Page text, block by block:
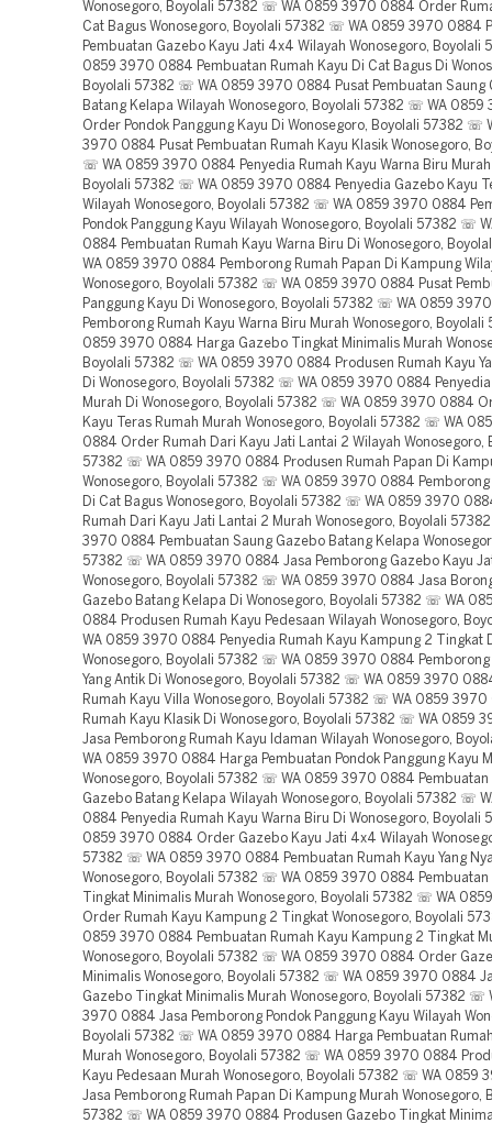
Wonosegoro, Boyolali 57382 ☏ WA 0859 3970 0884 Order
Cat Bagus Wonosegoro, Boyolali 57382 ☏ WA 0859 3970 0884
Pembuatan Gazebo Kayu Jati 4x4 Wilayah Wonosegoro, Boyolali
0859 3970 0884 Pembuatan Rumah Kayu Di Cat Bagus Di
Boyolali 57382 ☏ WA 0859 3970 0884 Pusat Pembuatan Saung
Batang Kelapa Wilayah Wonosegoro, Boyolali 57382 ☏ WA
Order Pondok Panggung Kayu Di Wonosegoro, Boyolali 57382 ☏
3970 0884 Pusat Pembuatan Rumah Kayu Klasik Wonosegoro,
☏ WA 0859 3970 0884 Penyedia Rumah Kayu Warna Biru Murah
Boyolali 57382 ☏ WA 0859 3970 0884 Penyedia Gazebo Kayu
Wilayah Wonosegoro, Boyolali 57382 ☏ WA 0859 3970 0884
Pondok Panggung Kayu Wilayah Wonosegoro, Boyolali 57382 ☏
0884 Pembuatan Rumah Kayu Warna Biru Di Wonosegoro,
WA 0859 3970 0884 Pemborong Rumah Papan Di Kampung
Wonosegoro, Boyolali 57382 ☏ WA 0859 3970 0884 Pusat
Panggung Kayu Di Wonosegoro, Boyolali 57382 ☏ WA 0859
Pemborong Rumah Kayu Warna Biru Murah Wonosegoro,
0859 3970 0884 Harga Gazebo Tingkat Minimalis Murah
Boyolali 57382 ☏ WA 0859 3970 0884 Produsen Rumah Kayu
Di Wonosegoro, Boyolali 57382 ☏ WA 0859 3970 0884 Penyedia
Murah Di Wonosegoro, Boyolali 57382 ☏ WA 0859 3970 0884
Kayu Teras Rumah Murah Wonosegoro, Boyolali 57382 ☏ WA
0884 Order Rumah Dari Kayu Jati Lantai 2 Wilayah Wonosegoro,
57382 ☏ WA 0859 3970 0884 Produsen Rumah Papan Di
Wonosegoro, Boyolali 57382 ☏ WA 0859 3970 0884 Pemborong
Di Cat Bagus Wonosegoro, Boyolali 57382 ☏ WA 0859 3970
Rumah Dari Kayu Jati Lantai 2 Murah Wonosegoro, Boyolali
3970 0884 Pembuatan Saung Gazebo Batang Kelapa
57382 ☏ WA 0859 3970 0884 Jasa Pemborong Gazebo Kayu
Wonosegoro, Boyolali 57382 ☏ WA 0859 3970 0884 Jasa
Gazebo Batang Kelapa Di Wonosegoro, Boyolali 57382 ☏ WA
0884 Produsen Rumah Kayu Pedesaan Wilayah Wonosegoro,
WA 0859 3970 0884 Penyedia Rumah Kayu Kampung 2 Tingkat
Wonosegoro, Boyolali 57382 ☏ WA 0859 3970 0884 Pemborong
Yang Antik Di Wonosegoro, Boyolali 57382 ☏ WA 0859 3970
Rumah Kayu Villa Wonosegoro, Boyolali 57382 ☏ WA 0859
Rumah Kayu Klasik Di Wonosegoro, Boyolali 57382 ☏ WA 0859
Jasa Pemborong Rumah Kayu Idaman Wilayah Wonosegoro,
WA 0859 3970 0884 Harga Pembuatan Pondok Panggung Kayu
Wonosegoro, Boyolali 57382 ☏ WA 0859 3970 0884 Pembuatan
Gazebo Batang Kelapa Wilayah Wonosegoro, Boyolali 57382 ☏
0884 Penyedia Rumah Kayu Warna Biru Di Wonosegoro, Boyolali
0859 3970 0884 Order Gazebo Kayu Jati 4x4 Wilayah
57382 ☏ WA 0859 3970 0884 Pembuatan Rumah Kayu Yang
Wonosegoro, Boyolali 57382 ☏ WA 0859 3970 0884 Pembuatan
Tingkat Minimalis Murah Wonosegoro, Boyolali 57382 ☏ WA
Order Rumah Kayu Kampung 2 Tingkat Wonosegoro, Boyolali
0859 3970 0884 Pembuatan Rumah Kayu Kampung 2 Tingkat
Wonosegoro, Boyolali 57382 ☏ WA 0859 3970 0884 Order
Minimalis Wonosegoro, Boyolali 57382 ☏ WA 0859 3970 0884
Gazebo Tingkat Minimalis Murah Wonosegoro, Boyolali 57382 ☏
3970 0884 Jasa Pemborong Pondok Panggung Kayu Wilayah
Boyolali 57382 ☏ WA 0859 3970 0884 Harga Pembuatan
Murah Wonosegoro, Boyolali 57382 ☏ WA 0859 3970 0884
Kayu Pedesaan Murah Wonosegoro, Boyolali 57382 ☏ WA 0859
Jasa Pemborong Rumah Papan Di Kampung Murah Wonosegoro,
57382 ☏ WA 0859 3970 0884 Produsen Gazebo Tingkat